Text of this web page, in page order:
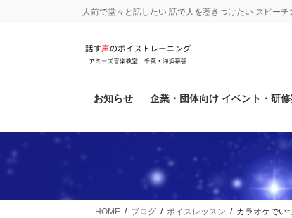
動
人前で堂々と話したい 話で人を惹きつけたい スピー
お知らせ 企業・団体向け イベント・研
HOME ブログ ボイスレッスン カラオケでい